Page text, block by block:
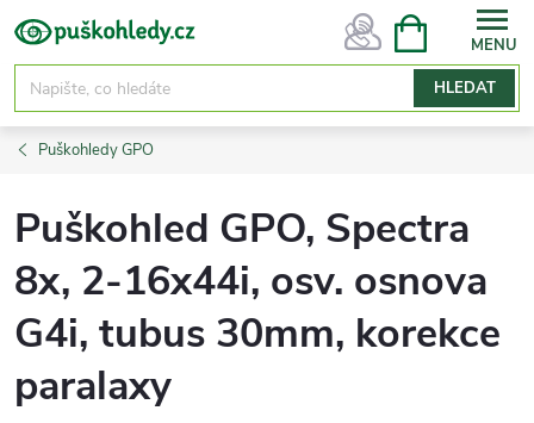
Přejít
na
obsah
HLEDAT
NÁKUPNÍ
Puškohledy GPO
Puškohled GPO, Spectra
8x, 2-16x44i, osv. osnova
G4i, tubus 30mm, korekce
paralaxy